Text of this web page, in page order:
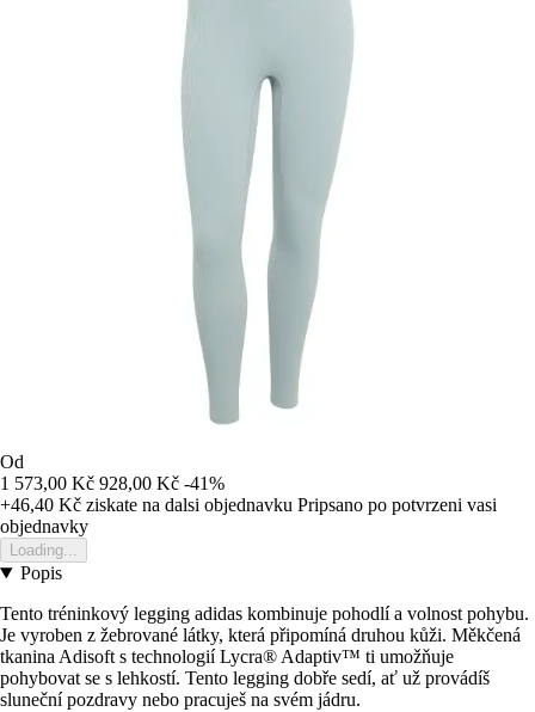
Od
1 573,00 Kč 928,00 Kč -41%
+46,40 Kč ziskate na dalsi objednavku Pripsano po potvrzeni vasi
objednavky
Loading...
Popis
Tento tréninkový legging adidas kombinuje pohodlí a volnost pohybu.
Je vyroben z žebrované látky, která připomíná druhou kůži. Měkčená
tkanina Adisoft s technologií Lycra® Adaptiv™ ti umožňuje
pohybovat se s lehkostí. Tento legging dobře sedí, ať už provádíš
sluneční pozdravy nebo pracuješ na svém jádru.